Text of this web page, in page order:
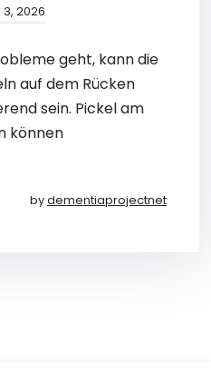
2026
geht, kann die
auf dem Rücken
sein. Pickel am
können
bydementiaprojectnet